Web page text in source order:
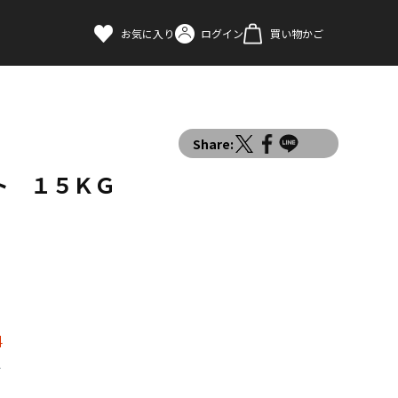
お気に入り ログイン 買い物かご
Share:
１５ＫＧ